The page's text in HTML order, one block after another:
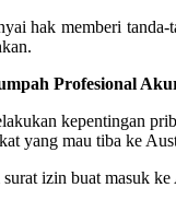
hak memberi
Profesional
kepentingan
yang mau tiba ke
izin buat masuk